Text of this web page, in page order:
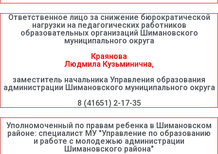
Ответственное лицо за снижение бюрократической
нагрузки на педагогических работников
образовательных организаций Шимановского
муниципального округа
Краянова
Людмила Кузьминична,
заместитель начальника Управления образования
администрации Шимановского муниципального округа
8 (41651) 2-17-35
Уполномоченный по правам ребенка в Шимановском
районе: специалист МУ "Управление по образованию
и работе с молодежью администрации
Шимановского района"